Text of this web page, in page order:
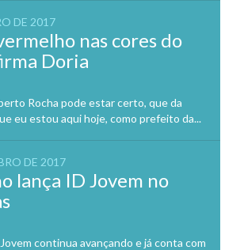
DE 2017
nas cores do
Doria
Rocha pode estar certo, que da
eu estou aqui hoje, como prefeito da...
DE 2017
lança ID Jovem no
continua avançando e já conta com